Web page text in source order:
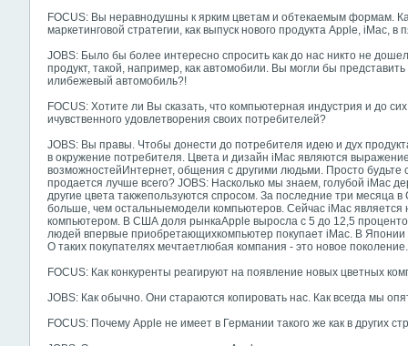
FOCUS: Вы неравнодушны к ярким цветам и обтекаемым формам.
маркетинговой стратегии, как выпуск нового продукта Apple, iMac,
JOBS: Было бы более интересно спросить как до нас никто не
продукт, такой, например, как автомобили. Вы могли бы
илибежевый автомобиль?!
FOCUS: Хотите ли Вы сказать, что компьютерная индустрия и до
ичувственного удовлетворения своих потребителей?
JOBS: Вы правы. Чтобы донести до потребителя идею и дух
в окружение потребителя. Цвета и дизайн iMac являются
возможностейИнтернет, общения с другими людьми. Просто будьте
продается лучше всего? JOBS: Насколько мы знаем, голубой iMac
другие цвета такжепользуются спросом. За последние три
больше, чем остальныемодели компьютеров. Сейчас iMac
компьютером. В США доля рынкаApple выросла с 5 до 12,5
людей впервые приобретающихкомпьютер покупает iMac. В
О таких покупателях мечтаетлюбая компания - это новое поколение.
FOCUS: Как конкуренты реагируют на появление новых цветных
JOBS: Как обычно. Они стараются копировать нас. Как всегда мы
FOCUS: Почему Apple не имеет в Германии такого же как в других